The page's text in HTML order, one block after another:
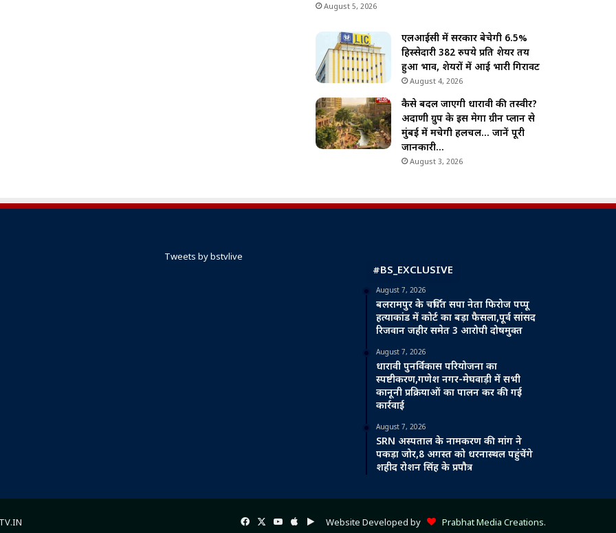
August 5, 2026
एलआईसी में सरकार बेचेगी 6.5%
हिस्सेदारी 382 रुपये प्रति शेयर तय
हुआ भाव, शेयरों में आई भारी गिरावट
August 4, 2026
कैसे बदल जाएगी धारावी की तस्वीर?
अदाणी ग्रुप के इस मेगा ग्रीन प्लान से
मुंबई में मचेगी हलचल… जानें पूरी
जानकारी…
August 3, 2026
Tweets by bstvlive
#BS_EXCLUSIVE
August 7, 2026
बलरामपुर के चर्चित सपा नेता फिरोज पप्पू
हत्याकांड में कोर्ट का बड़ा फैसला,पूर्व सांसद
रिजवान जहीर समेत 3 आरोपी दोषमुक्त
August 7, 2026
धारावी पुनर्विकास परियोजना का
स्पष्टीकरण,गणेश नगर-मेघवाड़ी में सभी
कानूनी प्रक्रियाओं का पालन कर की गई
कार्रवाई
August 7, 2026
SRN अस्पताल के नामकरण की मांग ने
पकड़ा जोर,8 अगस्त को धरनास्थल पहुंचेंगे
शहीद रोशन सिंह के प्रपौत्र
Website Developed by Prabhat Media Creations.
Facebook
X YouTube
AppleGoogle